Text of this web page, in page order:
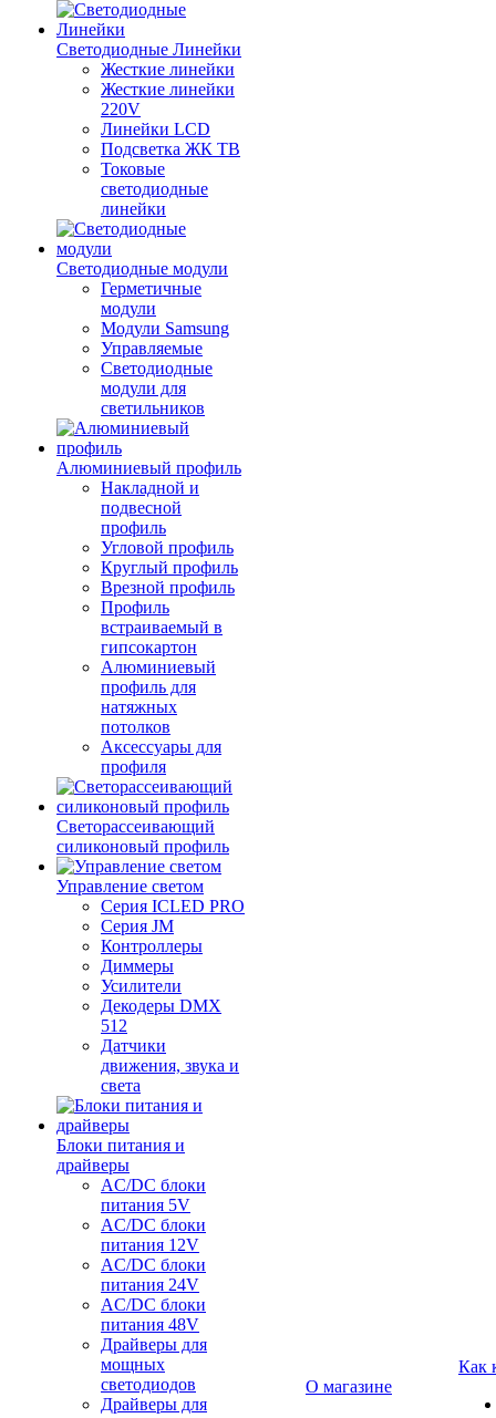
Светодиодные Линейки
Жесткие линейки
Жесткие линейки
220V
Линейки LCD
Подсветка ЖК ТВ
Токовые
светодиодные
линейки
Светодиодные модули
Герметичные
модули
Модули Samsung
Управляемые
Светодиодные
модули для
светильников
Алюминиевый профиль
Накладной и
подвесной
профиль
Угловой профиль
Круглый профиль
Врезной профиль
Профиль
встраиваемый в
гипсокартон
Алюминиевый
профиль для
натяжных
потолков
Аксессуары для
профиля
Светорассеивающий
силиконовый профиль
Управление светом
Серия ICLED PRO
Серия JM
Контроллеры
Диммеры
Усилители
Декодеры DMX
512
Датчики
движения, звука и
света
Блоки питания и
драйверы
AC/DC блоки
питания 5V
AC/DC блоки
питания 12V
AC/DC блоки
питания 24V
AC/DC блоки
питания 48V
Драйверы для
мощных
светодиодов
Драйверы для
О магазине
Как